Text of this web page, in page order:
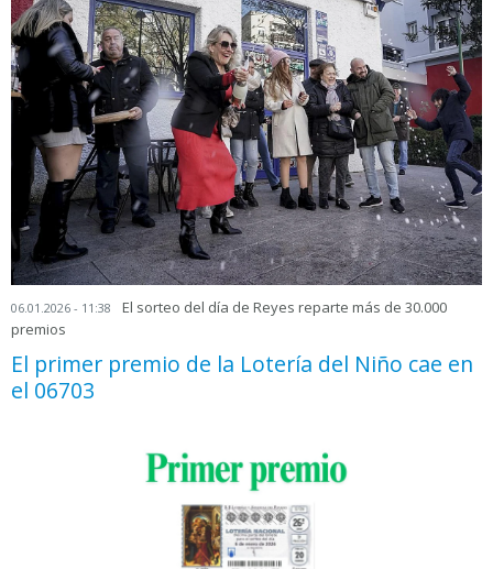
06.01.2026 - 11:38
El sorteo del día de Reyes reparte más de 30.000
premios
El primer premio de la Lotería del Niño cae en
el 06703